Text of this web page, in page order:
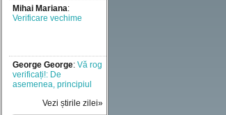
Mihai Mariana:
Verificare vechime
George George: Vă rog
verificați!: De
asemenea, principiul
credință [..]Vezi știrile zilei»